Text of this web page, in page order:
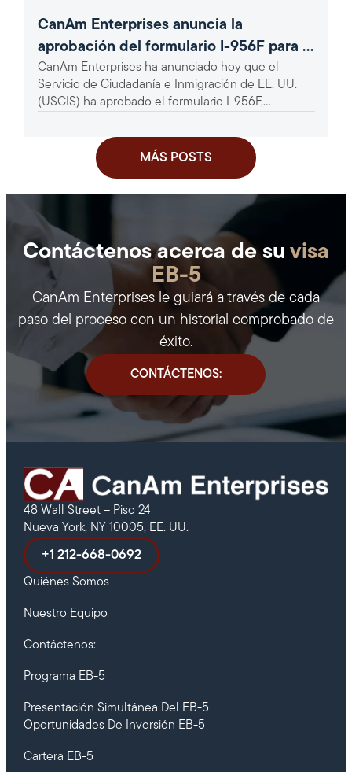
CanAm Enterprises anuncia la
aprobación del formulario I-956F para el
proyecto EB-5 «360 Broadband Rural»
CanAm Enterprises ha anunciado hoy que el
Servicio de Ciudadanía e Inmigración de EE. UU.
(USCIS) ha aprobado el formulario I-956F,
MÁS POSTS
Contáctenos acerca de su visa
EB-5
CanAm Enterprises le guiará a través de cada
paso del proceso con un historial comprobado de
éxito.
CONTÁCTENOS:
48 Wall Street – Piso 24
Nueva York, NY 10005, EE. UU.
+1 212-668-0692
Quiénes Somos
Nuestro Equipo
Contáctenos:
Programa EB-5
Presentación Simultánea Del EB-5
Oportunidades De Inversión EB-5
Cartera EB-5